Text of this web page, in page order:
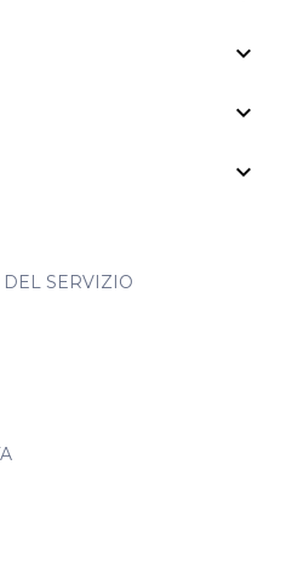
expand_more
expand_more
expand_more
SERVIZIO